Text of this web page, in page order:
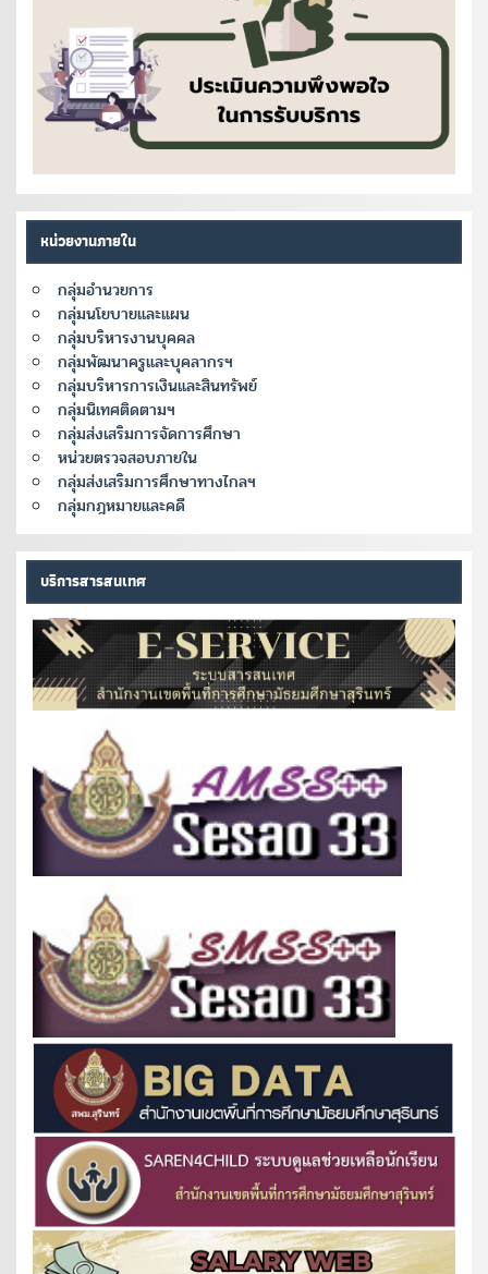
หน่วยงานภายใน
กลุ่มอำนวยการ
กลุ่มนโยบายและแผน
กลุ่มบริหารงานบุคคล
กลุ่มพัฒนาครูและบุคลากรฯ
กลุ่มบริหารการเงินและสินทรัพย์
กลุ่มนิเทศติดตามฯ
กลุ่มส่งเสริมการจัดการศึกษา
หน่วยตรวจสอบภายใน
กลุ่มส่งเสริมการศึกษาทางไกลฯ
กลุ่มกฎหมายและคดี
บริการสารสนเทศ